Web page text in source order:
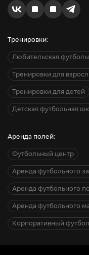
Тренировки:
Любительская
Тренировки для
Тренировки для детей
Детская футбольная
Аренда полей:
Футбольный центр
Аренда футбольного
Аренда футбольного
Аренда футбольного
Корпоративный футбол